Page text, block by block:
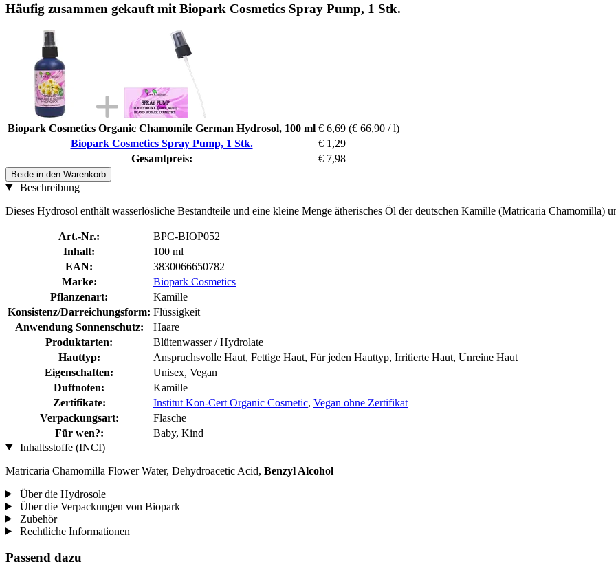
Häufig zusammen gekauft mit Biopark Cosmetics Spray Pump, 1 Stk.
Biopark Cosmetics Organic Chamomile German Hydrosol, 100 ml € 6,69 (€ 66,90 / l)
Biopark Cosmetics Spray Pump, 1 Stk.
€ 1,29
Gesamtpreis:
€ 7,98
Beide in den Warenkorb
Beschreibung
Dieses Hydrosol enthält wasserlösliche Bestandteile und eine kleine Menge ätherisches Öl der deutschen Kamille (Matricaria Chamomilla)
Art.-Nr.:
BPC-BIOP052
Inhalt:
100 ml
EAN:
3830066650782
Marke:
Biopark Cosmetics
Pflanzenart:
Kamille
Konsistenz/Darreichungsform: Flüssigkeit
Anwendung Sonnenschutz:
Haare
Produktarten:
Blütenwasser / Hydrolate
Hauttyp:
Anspruchsvolle Haut, Fettige Haut, Für jeden Hauttyp, Irritierte Haut, Unreine Haut
Eigenschaften:
Unisex, Vegan
Duftnoten:
Kamille
Zertifikate:
Institut Kon-Cert Organic Cosmetic, Vegan ohne Zertifikat
Verpackungsart:
Flasche
Für wen?:
Baby, Kind
Inhaltsstoffe (INCI)
Matricaria Chamomilla Flower Water, Dehydroacetic Acid, Benzyl Alcohol
Über die Hydrosole
Über die Verpackungen von Biopark
Zubehör
Rechtliche Informationen
Passend dazu